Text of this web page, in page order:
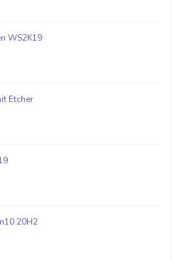
WS2K19
Etcher
20H2